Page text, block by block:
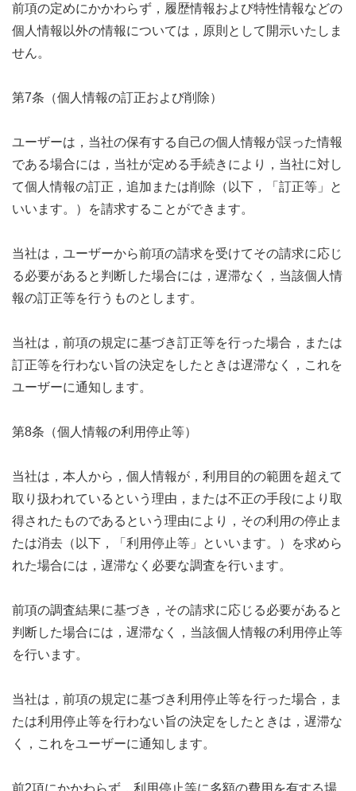
前項の定めにかかわらず，履歴情報および特性情報などの
個人情報以外の情報については，原則として開示いたしま
せん。
第7条（個人情報の訂正および削除）
ユーザーは，当社の保有する自己の個人情報が誤った情報
である場合には，当社が定める手続きにより，当社に対し
て個人情報の訂正，追加または削除（以下，「訂正等」と
いいます。）を請求することができます。
当社は，ユーザーから前項の請求を受けてその請求に応じ
る必要があると判断した場合には，遅滞なく，当該個人情
報の訂正等を行うものとします。
当社は，前項の規定に基づき訂正等を行った場合，または
訂正等を行わない旨の決定をしたときは遅滞なく，これを
ユーザーに通知します。
第8条（個人情報の利用停止等）
当社は，本人から，個人情報が，利用目的の範囲を超えて
取り扱われているという理由，または不正の手段により取
得されたものであるという理由により，その利用の停止ま
たは消去（以下，「利用停止等」といいます。）を求めら
れた場合には，遅滞なく必要な調査を行います。
前項の調査結果に基づき，その請求に応じる必要があると
判断した場合には，遅滞なく，当該個人情報の利用停止等
を行います。
当社は，前項の規定に基づき利用停止等を行った場合，ま
たは利用停止等を行わない旨の決定をしたときは，遅滞な
く，これをユーザーに通知します。
前2項にかかわらず，利用停止等に多額の費用を有する場